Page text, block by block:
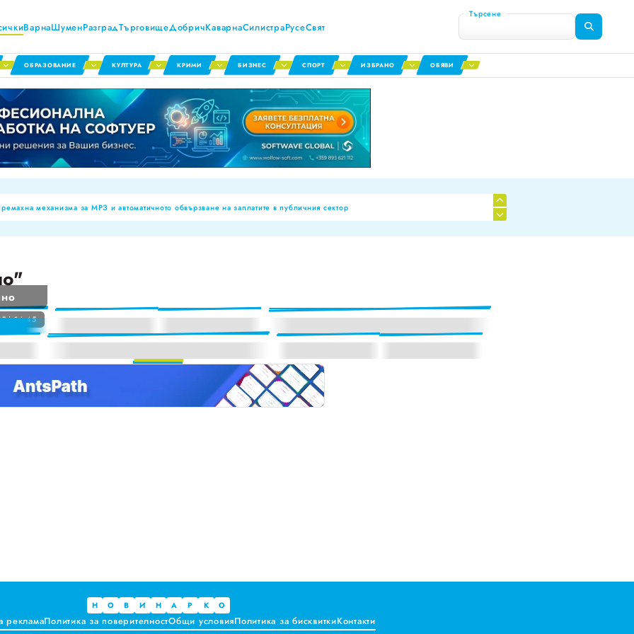
ВарнаШуменРазградТърговищеДобричКаварнаСилистраРусеСвят
Търсене
ОБРАЗОВАНИЕ КУЛТУРА КРИМИ БИЗНЕС СПОРТ ИЗБРАНО ОБЯВИ
механизма за МРЗ и автоматичното обвързване на заплатите в публичния сектор
обстановка през първото полугодие на 2026 г
паралелки за Шумен и Добрич
броят на обявите за работа
годността на храните
Предлагат ли някакви хранителни ползи?
които не ни ценят
за ръководители на болници и общински дружества във Варна
| 14:45
Н О В И Н А Р К О
рекламаПолитика за поверителностОбщи условияПолитика за бисквиткиКонтакти